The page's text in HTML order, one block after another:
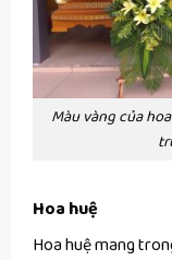
Màu vàng của
Hoa huệ
Hoa huệ mang